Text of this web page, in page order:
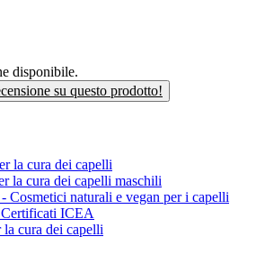
disponibile.
su questo prodotto!
la cura dei capelli
la cura dei capelli maschili
Cosmetici naturali e vegan per i capelli
ICEA
cura dei capelli